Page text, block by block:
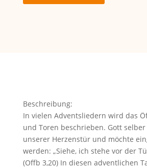
Beschreibung:
In vielen Adventsliedern wird das
und Toren beschrieben. Gott
unserer Herzenstür und möchte
werden: „Siehe, ich stehe vor der
(Offb 3,20) In diesen adventlichen